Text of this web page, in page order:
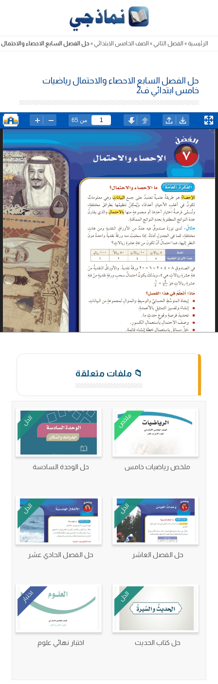
Skip
to
content
الرئيسية » الفصل الثاني » الصف الخامس الابتدائي »حل الفصل السابع الاحصاء
حل الفصل السابع الاحصاء والاحتمال رياضيات
خامس ابتدائي ف2
📁 ملفات متعلقة
ملخص
ملخص رياضيات خامس
الحل
حل الوحدة السادسة
الحل
حل الفصل العاشر
الحل
حل الفصل الحادي عشر
الحل
حل كتاب الحديث
اختبار
اختبار نهائي علوم